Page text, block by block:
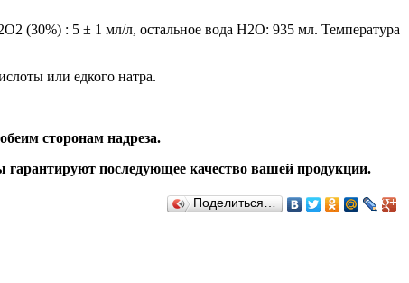
(30%) : 5 ± 1 мл/л, остальное вода H2O: 935 мл. Температура
или едкого натра.
сторонам надреза.
гарантируют последующее качество вашей продукции.
Поделиться…